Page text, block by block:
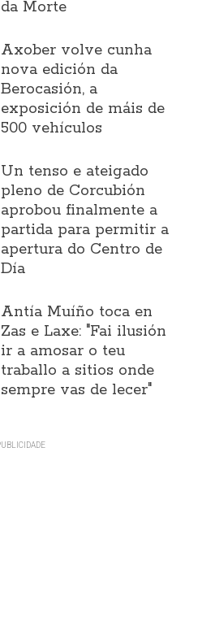
da Morte
Axober volve cunha
nova edición da
Berocasión, a
exposición de máis de
500 vehículos
Un tenso e ateigado
pleno de Corcubión
aprobou finalmente a
partida para permitir a
apertura do Centro de
Día
Antía Muíño toca en
Zas e Laxe: "Fai ilusión
ir a amosar o teu
traballo a sitios onde
sempre vas de lecer"